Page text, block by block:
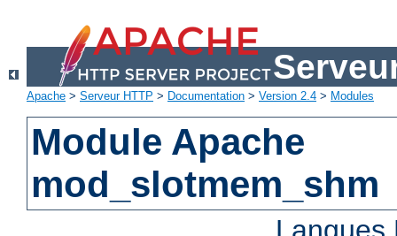
Apache > Serveur HTTP > Documentation > Version 2.4 > Modules
Module Apache
mod_slotmem_shm